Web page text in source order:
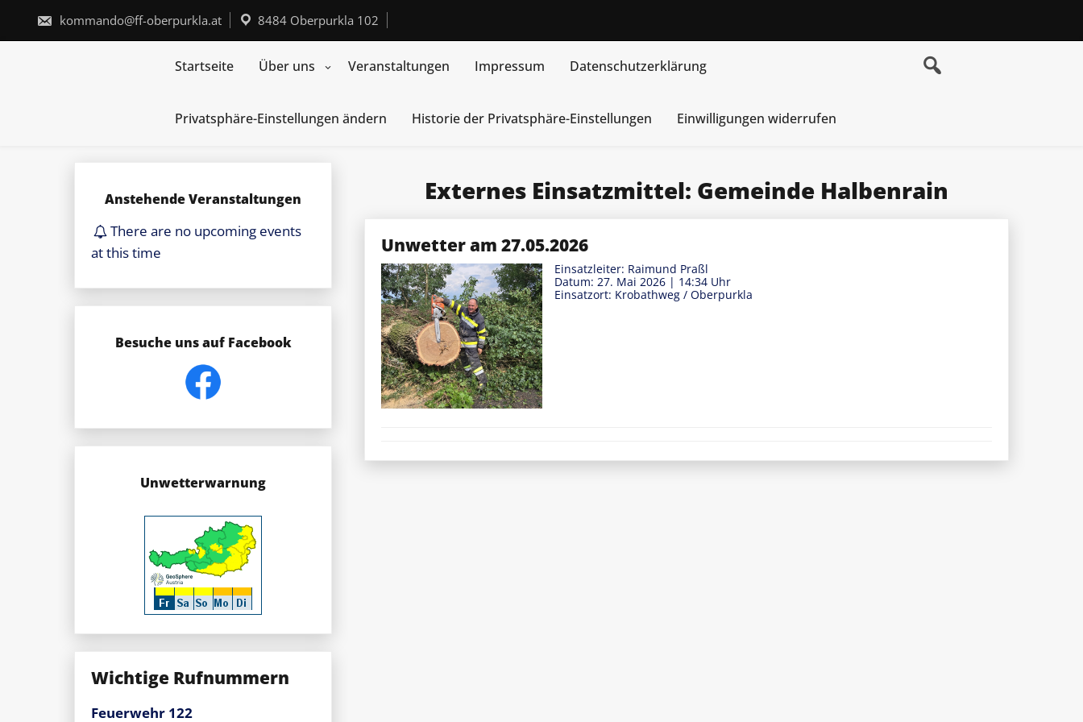
content
kommando@ff-oberpurkla.at 8484 Oberpurkla 102
Startseite Über uns Veranstaltungen Impressum Datenschutzerklärung
Privatsphäre-Einstellungen ändern Historie der Privatsphäre-Einstellungen Einwilligungen widerrufen
Externes Einsatzmittel: Gemeinde Halbenrain
Unwetter am 27.05.2026
Einsatzleiter: Raimund Praßl
Datum: 27. Mai 2026 | 14:34 Uhr
Einsatzort: Krobathweg / Oberpurkla
Anstehende Veranstaltungen
There are no upcoming events
at this time
Besuche uns auf Facebook
Unwetterwarnung
Wichtige Rufnummern
Feuerwehr 122